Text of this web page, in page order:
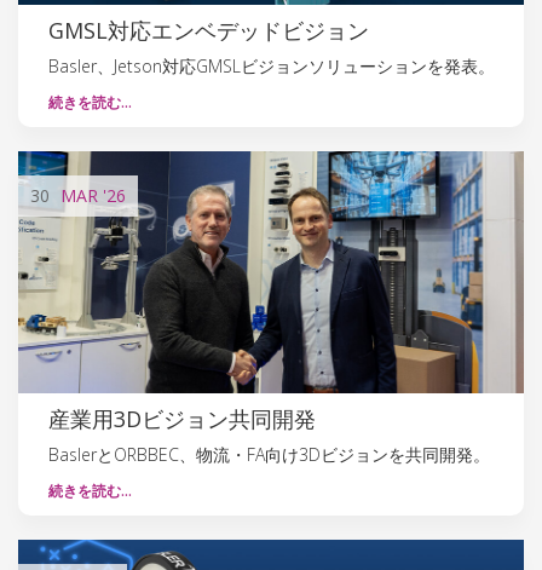
GMSL対応エンベデッドビジョン
Basler、Jetson対応GMSLビジョンソリューションを発表。
続きを読む…
30 MAR '26
産業用3Dビジョン共同開発
BaslerとORBBEC、物流・FA向け3Dビジョンを共同開発。
続きを読む…